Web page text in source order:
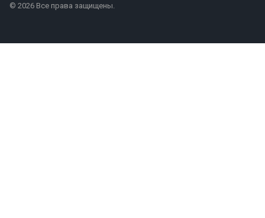
© 2026 Все права защищены.